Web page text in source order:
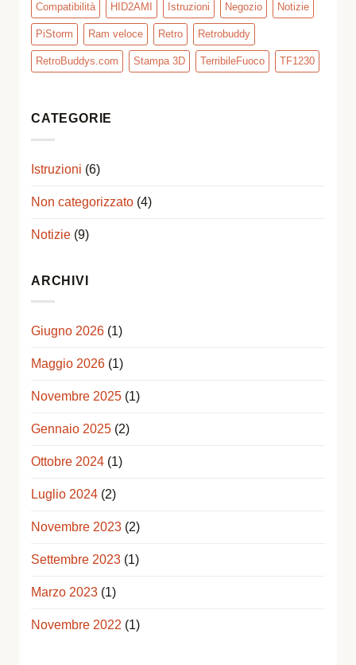
Compatibilità HID2AMI Istruzioni Negozio Notizie
PiStorm Ram veloce Retro Retrobuddy
RetroBuddys.com Stampa 3D TerribileFuoco TF1230
CATEGORIE
Istruzioni (6)
Non categorizzato (4)
Notizie (9)
ARCHIVI
Giugno 2026 (1)
Maggio 2026 (1)
Novembre 2025 (1)
Gennaio 2025 (2)
Ottobre 2024 (1)
Luglio 2024 (2)
Novembre 2023 (2)
Settembre 2023 (1)
Marzo 2023 (1)
Novembre 2022 (1)